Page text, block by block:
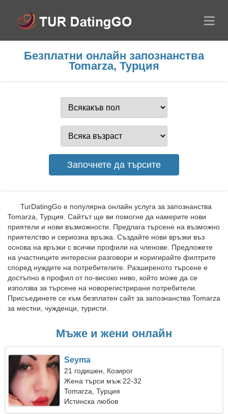
Безплатни онлайн запознанства
Tomarza, Турция
TurDatingGo е популярна онлайн услуга за запознанства
Tomarza, Турция. Сайтът ще ви помогне да намерите нови
приятели и нови възможности. Предлага търсене на възможно
приятелство и сериозна връзка. Създайте нови връзки въз
основа на връзки с всички профили на членове. Предложете
на участниците интересни разговори и коригирайте филтрите
според нуждите на потребителите. Разширеното търсене е
достъпно в профил от по-високо ниво, който може да се
използва за търсене на новорегистрирани потребители.
Присъединете се към безплатен сайт за запознанства Tomarza
за местни, чужденци, туристи.
Мъже и жени онлайн
Seyma
21 годишен, Козирог
Жена търси мъж 22-32
Tomarza, Турция
Истинска любов